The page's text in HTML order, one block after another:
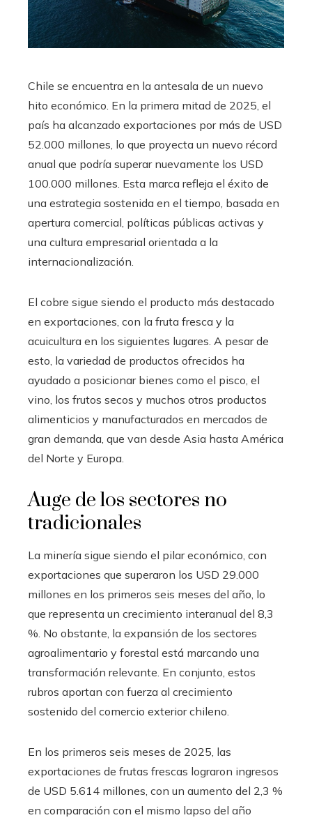
Chile se encuentra en la antesala de un nuevo
hito económico. En la primera mitad de 2025, el
país ha alcanzado exportaciones por más de USD
52.000 millones, lo que proyecta un nuevo récord
anual que podría superar nuevamente los USD
100.000 millones. Esta marca refleja el éxito de
una estrategia sostenida en el tiempo, basada en
apertura comercial, políticas públicas activas y
una cultura empresarial orientada a la
internacionalización.
El cobre sigue siendo el producto más destacado
en exportaciones, con la fruta fresca y la
acuicultura en los siguientes lugares. A pesar de
esto, la variedad de productos ofrecidos ha
ayudado a posicionar bienes como el pisco, el
vino, los frutos secos y muchos otros productos
alimenticios y manufacturados en mercados de
gran demanda, que van desde Asia hasta América
del Norte y Europa.
Auge de los sectores no
tradicionales
La minería sigue siendo el pilar económico, con
exportaciones que superaron los USD 29.000
millones en los primeros seis meses del año, lo
que representa un crecimiento interanual del 8,3
%. No obstante, la expansión de los sectores
agroalimentario y forestal está marcando una
transformación relevante. En conjunto, estos
rubros aportan con fuerza al crecimiento
sostenido del comercio exterior chileno.
En los primeros seis meses de 2025, las
exportaciones de frutas frescas lograron ingresos
de USD 5.614 millones, con un aumento del 2,3 %
en comparación con el mismo lapso del año